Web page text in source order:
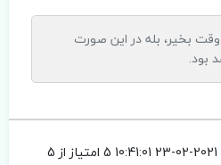
بخیر، بله در این صورت
بود.
5 امتیاز از 5